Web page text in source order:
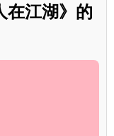
在江湖》的